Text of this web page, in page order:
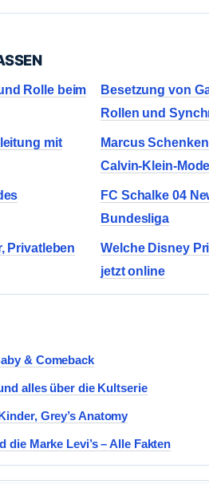
Rolle beim
Besetzung von
Rollen und
mit
Marcus
Calvin-Klein-Model
FC Schalke 04
Bundesliga
Privatleben
Welche Disney
jetzt online
& Comeback
alles über die Kultserie
Grey’s Anatomy
Marke Levi’s – Alle Fakten